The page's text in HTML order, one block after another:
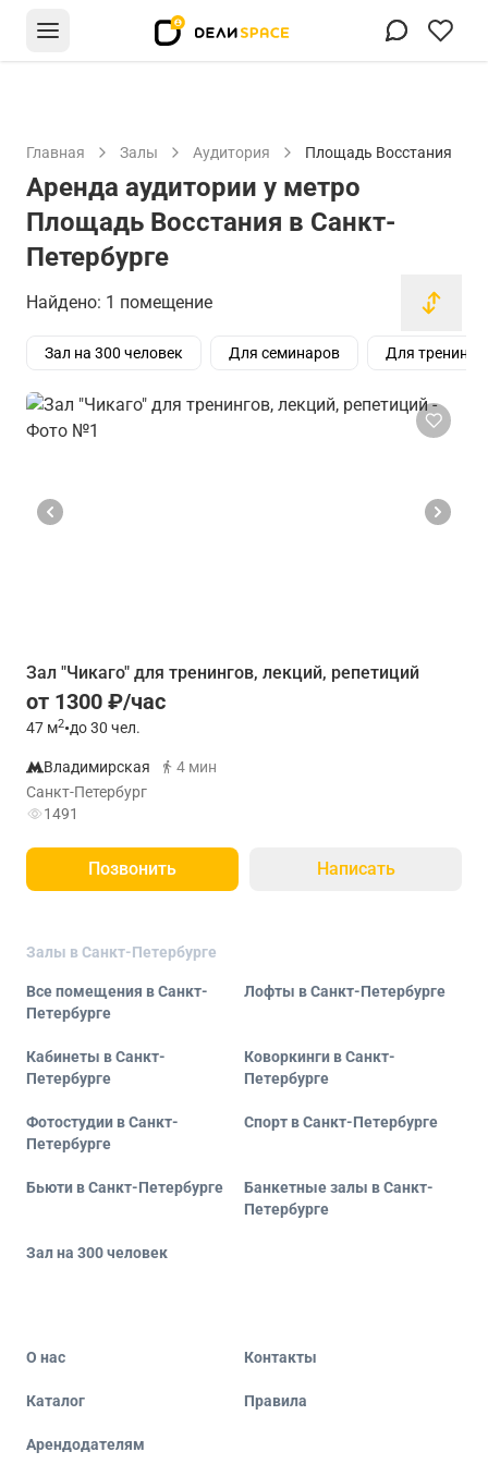
Главная Залы Аудитория Площадь Восстания
Аренда аудитории у метро
Площадь Восстания в Санкт-
Петербурге
Найдено: 1 помещение
Зал на 300 человек Для семинаров Для
Зал "Чикаго" для тренингов, лекций, репетиций
от 1300 ₽/час
47 м2•до 30 чел.
Владимирская
4 мин
Санкт-Петербург
1491
Позвонить Написать
Залы в Санкт-Петербурге
Все помещения в Санкт-
Петербурге
Лофты в Санкт-Петербурге
Кабинеты в Санкт-
Петербурге
Коворкинги в Санкт-
Петербурге
Фотостудии в Санкт-
Петербурге
Спорт в Санкт-Петербурге
Бьюти в Санкт-Петербурге
Банкетные залы в Санкт-
Петербурге
Зал на 300 человек
О нас Контакты
Каталог Правила
Арендодателям